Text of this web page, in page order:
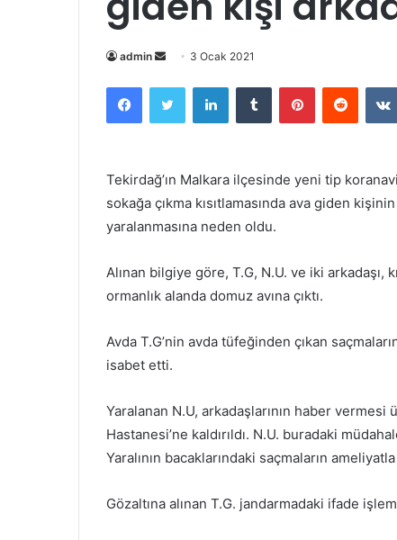
admin
Bir
posta
göndermek
3 Ocak 2021
FacebookTwitter LinkedInTumblr PinterestReddit
Tekirdağ’ın Malkara ilçesinde yeni tip
sokağa çıkma kısıtlamasında ava giden
yaralanmasına neden oldu.
Alınan bilgiye göre, T.G, N.U. ve iki arkadaşı,
ormanlık alanda domuz avına çıktı.
Avda T.G’nin avda tüfeğinden çıkan
isabet etti.
Yaralanan N.U, arkadaşlarının haber
Hastanesi’ne kaldırıldı. N.U. buradaki
Yaralının bacaklarındaki saçmaların
Gözaltına alınan T.G. jandarmadaki ifade